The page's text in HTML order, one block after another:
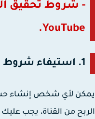
- شروط تحقيق
YouTube.
لأي شخص إنشاء حساب
من القناة، يجب عليك